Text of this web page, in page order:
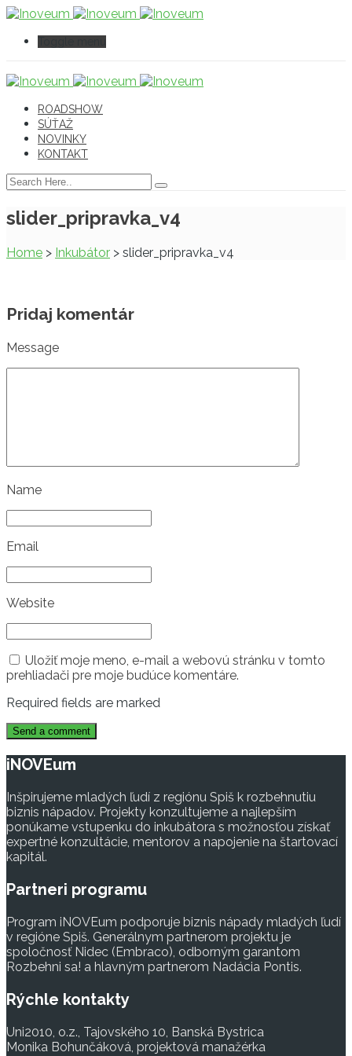
ROADSHOW
SÚŤAŽ
NOVINKY
KONTAKT
slider_pripravka_v4
Home > Inkubátor > slider_pripravka_v4
Pridaj komentár
Message
Name
Email
Website
Uložiť moje meno, e-mail a webovú stránku v tomto
prehliadači pre moje budúce komentáre.
Required fields are marked
iNOVEum
Inšpirujeme mladých ľudí z regiónu Spiš k rozbehnutiu
biznis nápadov. Projekty konzultujeme a najlepším
ponúkame vstupenku do inkubátora s možnosťou získať
expertné konzultácie, mentorov a napojenie na štartovací
kapitál.
Partneri programu
Program iNOVEum podporuje biznis nápady mladých ľudí
v regióne Spiš. Generálnym partnerom projektu je
spoločnosť Nidec (Embraco), odborným garantom
Rozbehni sa! a hlavným partnerom Nadácia Pontis.
Rýchle kontakty
Uni2010, o.z., Tajovského 10, Banská Bystrica
Monika Bohunčáková, projektová manažérka